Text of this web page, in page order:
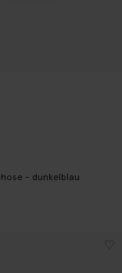
- dunkelblau